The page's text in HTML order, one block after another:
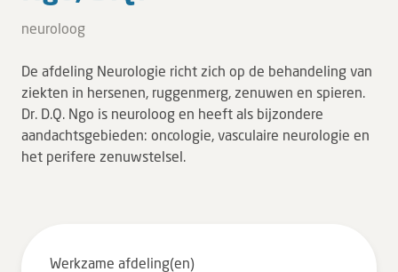
Tarieven en vergoeding
Uw gegevens
Wachttijden
Bezoek
Leren
neuroloog
De afdeling Neurologie richt zich op de behandeling van
ziekten in hersenen, ruggenmerg, zenuwen en spieren.
Dr. D.Q. Ngo is neuroloog en heeft als bijzondere
aandachtsgebieden: oncologie, vasculaire neurologie en
het perifere zenuwstelsel.
Werkzame afdeling(en)